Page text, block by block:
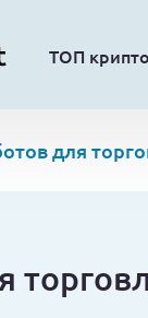
ТОП
для